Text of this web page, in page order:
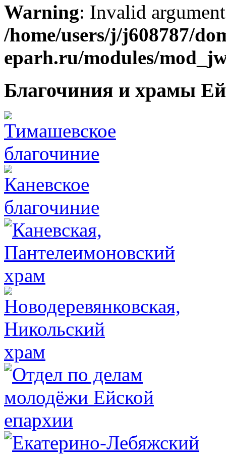
Warning: Invalid
/home/users/j/j608787/
eparh.ru/modules/
Благочиния и храмы